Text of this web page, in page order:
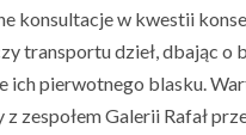
konsultacje w kwestii
transportu dzieł, dbając o
ich pierwotnego blasku.
z zespołem Galerii Rafał